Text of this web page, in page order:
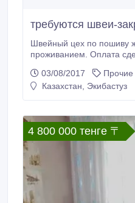
требуются швеи-
Швейный цех по пошиву
проживанием. Оплата
03/08/2017
Прочие
Казахстан, Экибастуз
4 800 000 тенге 〒